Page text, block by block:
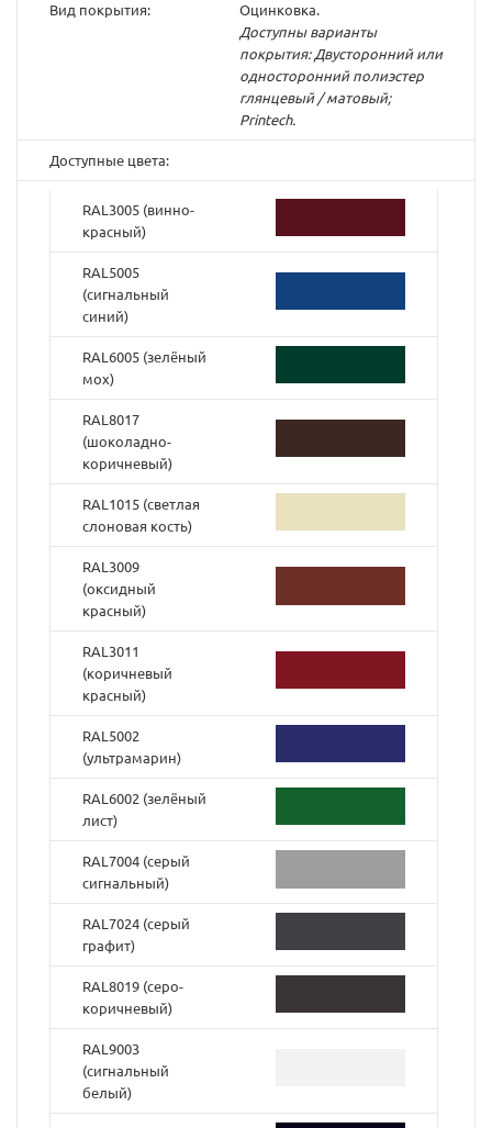
Вид покрытия:
Оцинковка.
Доступны варианты
покрытия: Двусторонний или
односторонний полиэстер
глянцевый / матовый;
Printech.
Доступные цвета:
RAL3005 (винно-
красный)
RAL5005
(cигнальный
синий)
RAL6005 (зелёный
мох)
RAL8017
(шоколадно-
коричневый)
RAL1015 (светлая
слоновая кость)
RAL3009
(оксидный
красный)
RAL3011
(коричневый
красный)
RAL5002
(ультрамарин)
RAL6002 (зелёный
лист)
RAL7004 (серый
сигнальный)
RAL7024 (серый
графит)
RAL8019 (серо-
коричневый)
RAL9003
(cигнальный
белый)